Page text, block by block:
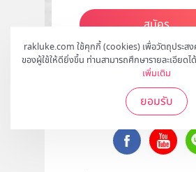
rakluke.com ใช้คุกกี้ (cookies) เพื่อวัตถุประส
ของผู้ใช้ให้ดียิ่งขึ้น ท่านสามารถศึกษารายละเอียดไ
เพิ่มเติม
ยอมรับ
สมัคร
ติดตามเราได้ที่